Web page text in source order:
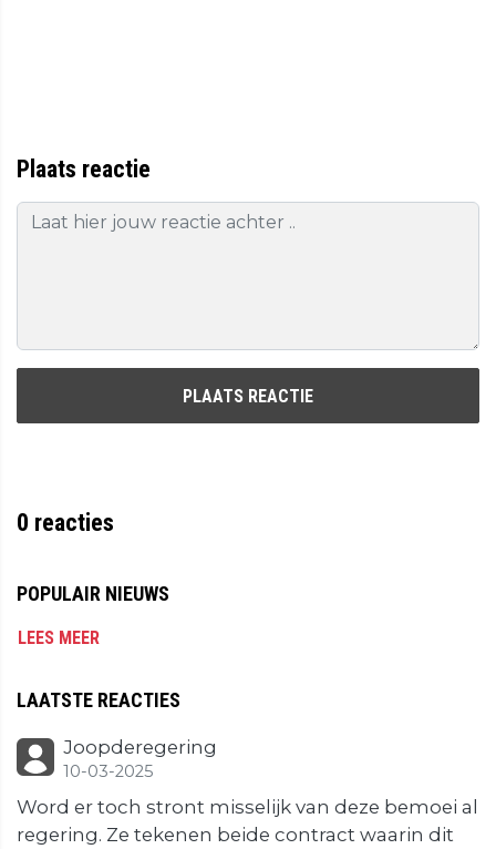
Plaats reactie
PLAATS REACTIE
0 reacties
POPULAIR NIEUWS
LEES MEER
LAATSTE REACTIES
Joopderegering
10-03-2025
Word er toch stront misselijk van deze bemoei al
regering. Ze tekenen beide contract waarin dit